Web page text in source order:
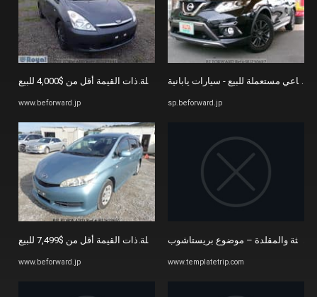
أفضل السيارات المستعملة ذات القيمة أقل من $4,000 للبيع | BE FORWARD
www.beforward.jp
أفضل السيارات المستعملة ذات القيمة أقل من $7,499 للبيع | BE FORWARD
www.beforward.jp
sp.beforward.jp
والمقلدة – موضوع بريستاشوب
www.templatetrip.com